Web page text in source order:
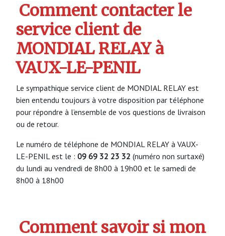
Comment contacter le
service client de
MONDIAL RELAY à
VAUX-LE-PENIL
Le sympathique service client de MONDIAL RELAY est
bien entendu toujours à votre disposition par téléphone
pour répondre à l’ensemble de vos questions de livraison
ou de retour.
Le numéro de téléphone de MONDIAL RELAY à VAUX-
LE-PENIL est le : 09 69 32 23 32 (numéro non surtaxé)
du lundi au vendredi de 8h00 à 19h00 et le samedi de
8h00 à 18h00
Comment savoir si mon